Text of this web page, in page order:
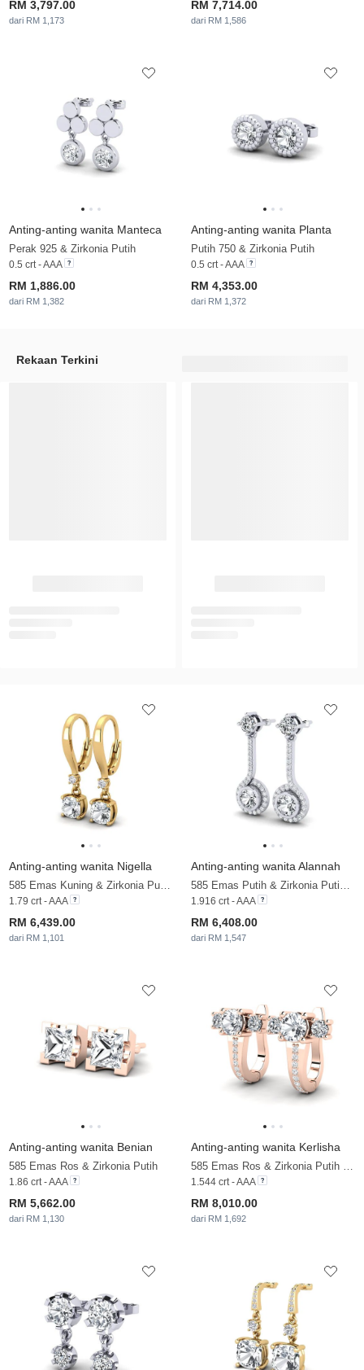
RM 3,797.00
dari RM 1,173
RM 7,714.00
dari RM 1,586
Anting-anting wanita Manteca
Perak 925 & Zirkonia Putih
0.5 crt - AAA
RM 1,886.00
dari RM 1,382
Anting-anting wanita Planta
Putih 750 & Zirkonia Putih
0.5 crt - AAA
RM 4,353.00
dari RM 1,372
Rekaan Terkini
Anting-anting wanita Nigella
585 Emas Kuning & Zirkonia Putih & Berlian
1.79 crt - AAA
RM 6,439.00
dari RM 1,101
Anting-anting wanita Alannah
585 Emas Putih & Zirkonia Putih & Zirkonia
1.916 crt - AAA
RM 6,408.00
dari RM 1,547
Anting-anting wanita Benian
585 Emas Ros & Zirkonia Putih
1.86 crt - AAA
RM 5,662.00
dari RM 1,130
Anting-anting wanita Kerlisha
585 Emas Ros & Zirkonia Putih & Zirkonia
1.544 crt - AAA
RM 8,010.00
dari RM 1,692